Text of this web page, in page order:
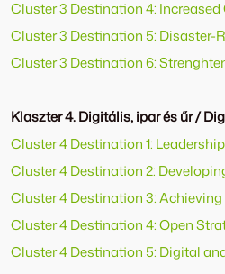
Cluster 3 Destination 4:
Cluster 3 Destination 5: Disaster-
Cluster 3 Destination 6:
Klaszter 4. Digitális, ipar és űr /
Cluster 4 Destination 1:
Cluster 4 Destination 2:
Cluster 4 Destination 3:
Cluster 4 Destination 4: Open
Cluster 4 Destination 5: Digital